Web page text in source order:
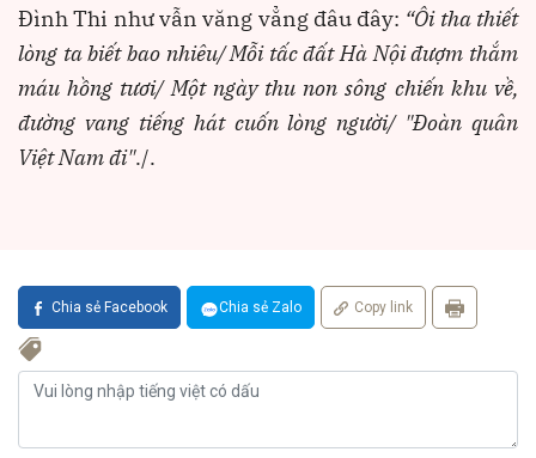
Đình Thi như vẫn văng vẳng đâu đây: “Ôi tha thiết
lòng ta biết bao nhiêu/ Mỗi tấc đất Hà Nội đượm thắm
máu hồng tươi/ Một ngày thu non sông chiến khu về,
đường vang tiếng hát cuốn lòng người/ "Đoàn quân
Việt Nam đi"./.
Chia sẻ Facebook Chia sẻ Zalo Copy link